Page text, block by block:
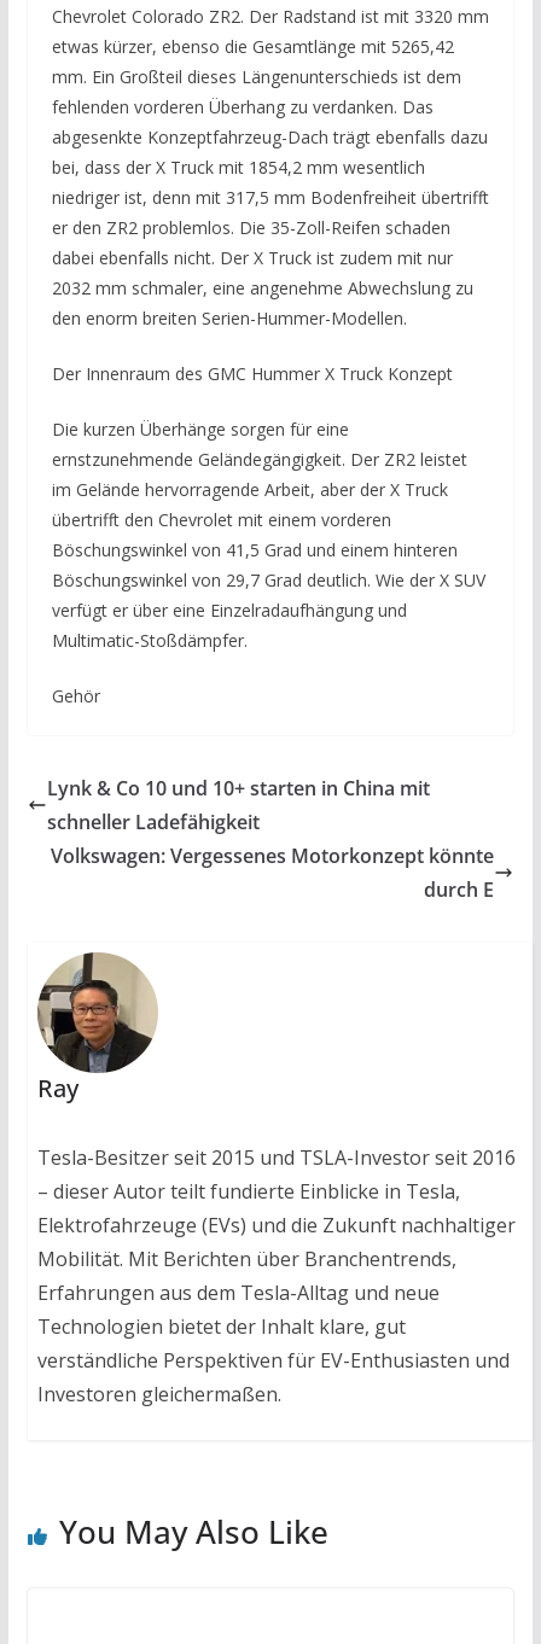
Chevrolet Colorado ZR2. Der Radstand ist mit 3320 mm
etwas kürzer, ebenso die Gesamtlänge mit 5265,42
mm. Ein Großteil dieses Längenunterschieds ist dem
fehlenden vorderen Überhang zu verdanken. Das
abgesenkte Konzeptfahrzeug-Dach trägt ebenfalls dazu
bei, dass der X Truck mit 1854,2 mm wesentlich
niedriger ist, denn mit 317,5 mm Bodenfreiheit übertrifft
er den ZR2 problemlos. Die 35-Zoll-Reifen schaden
dabei ebenfalls nicht. Der X Truck ist zudem mit nur
2032 mm schmaler, eine angenehme Abwechslung zu
den enorm breiten Serien-Hummer-Modellen.
Der Innenraum des GMC Hummer X Truck Konzept
Die kurzen Überhänge sorgen für eine
ernstzunehmende Geländegängigkeit. Der ZR2 leistet
im Gelände hervorragende Arbeit, aber der X Truck
übertrifft den Chevrolet mit einem vorderen
Böschungswinkel von 41,5 Grad und einem hinteren
Böschungswinkel von 29,7 Grad deutlich. Wie der X SUV
verfügt er über eine Einzelradaufhängung und
Multimatic-Stoßdämpfer.
Gehör
Lynk & Co 10 und 10+ starten in China mit
schneller Ladefähigkeit
Volkswagen: Vergessenes Motorkonzept könnte
durch E
Ray
Tesla-Besitzer seit 2015 und TSLA-Investor seit 2016
– dieser Autor teilt fundierte Einblicke in Tesla,
Elektrofahrzeuge (EVs) und die Zukunft nachhaltiger
Mobilität. Mit Berichten über Branchentrends,
Erfahrungen aus dem Tesla-Alltag und neue
Technologien bietet der Inhalt klare, gut
verständliche Perspektiven für EV-Enthusiasten und
Investoren gleichermaßen.
You May Also Like